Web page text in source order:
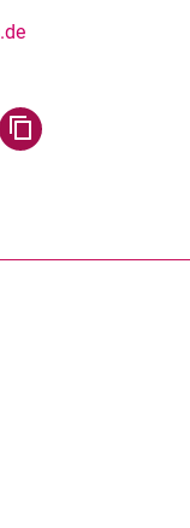
WhatsApp teilen
über Facebook